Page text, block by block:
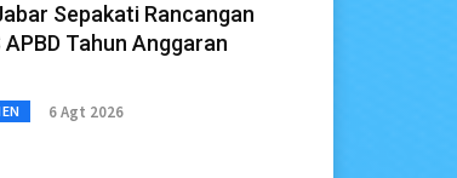
Sepakati Rancangan
APBD Tahun Anggaran
6 Agt 2026